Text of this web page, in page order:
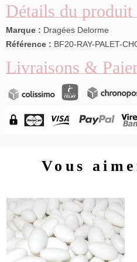
Détails du produit
Marque : Dragées Delorme
Référence : BF20-RAY-PALET-
Livraisons &
Vous